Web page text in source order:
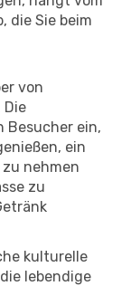
die Sie beim
von
Die
Besucher ein,
ein
nehmen
zu
kulturelle
lebendige